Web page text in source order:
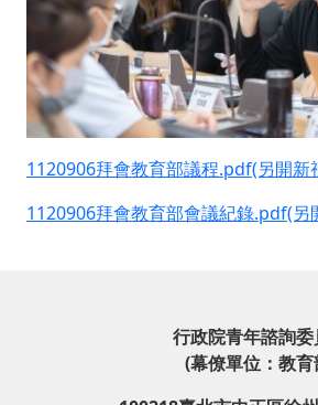
1120906拜會教育部議程.pdf(另開新
1120906拜會教育部會議紀錄.pdf(另
行政院青年諮詢委
(幕僚單位：教育